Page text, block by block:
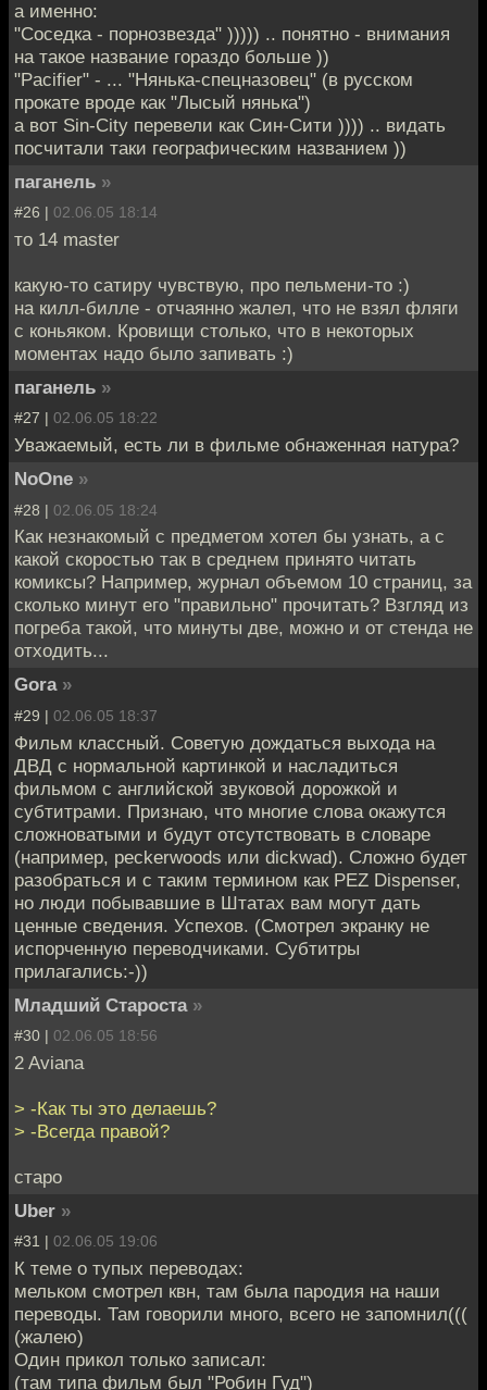
а именно:
"Соседка - порнозвезда" ))))) .. понятно - внимания
на такое название гораздо больше ))
"Pacifier" - ... "Нянька-спецназовец" (в русском
прокате вроде как "Лысый нянька")
а вот Sin-City перевели как Син-Сити )))) .. видать
посчитали таки географическим названием ))
паганель »
#26 | 02.06.05 18:14
то 14 master
какую-то сатиру чувствую, про пельмени-то :)
на килл-билле - отчаянно жалел, что не взял фляги
с коньяком. Кровищи столько, что в некоторых
моментах надо было запивать :)
паганель »
#27 | 02.06.05 18:22
Уважаемый, есть ли в фильме обнаженная натура?
NoOne »
#28 | 02.06.05 18:24
Как незнакомый с предметом хотел бы узнать, а с
какой скоростью так в среднем принято читать
комиксы? Например, журнал объемом 10 страниц, за
сколько минут его "правильно" прочитать? Взгляд из
погреба такой, что минуты две, можно и от стенда не
отходить...
Gora »
#29 | 02.06.05 18:37
Фильм классный. Советую дождаться выхода на
ДВД с нормальной картинкой и насладиться
фильмом с английской звуковой дорожкой и
субтитрами. Признаю, что многие слова окажутся
сложноватыми и будут отсутствовать в словаре
(например, peckerwoods или dickwad). Сложно будет
разобраться и с таким термином как PEZ Dispenser,
но люди побывавшие в Штатах вам могут дать
ценные сведения. Успехов. (Смотрел экранку не
испорченную переводчиками. Субтитры
прилагались:-))
Младший Староста »
#30 | 02.06.05 18:56
2 Aviana
> -Как ты это делаешь?
> -Всегда правой?
старо
Uber »
#31 | 02.06.05 19:06
К теме о тупых переводах:
мельком смотрел квн, там была пародия на наши
переводы. Там говорили много, всего не запомнил(((
(жалею)
Один прикол только записал:
(там типа фильм был "Робин Гуд")